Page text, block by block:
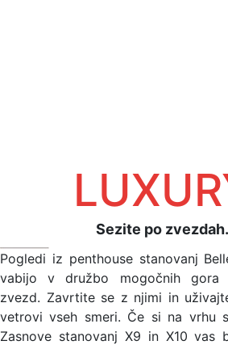
Sezite po zvezdah.
Pogledi iz penthouse stanovanj
vabijo v družbo mogočnih gora
zvezd. Zavrtite se z njimi in
vetrovi vseh smeri. Če si na vrhu
Zasnove stanovanj X9 in X10 vas